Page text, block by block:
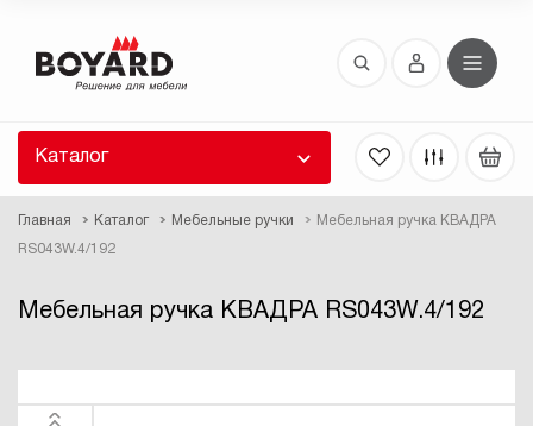
Каталог
Главная Каталог Мебельные ручки Мебельная ручка КВАДРА
RS043W.4/192
Мебельная ручка КВАДРА RS043W.4/192
Восстановление пароля
высланы вам по E-Mail.
ссылку для восстановления